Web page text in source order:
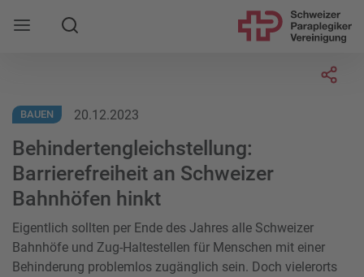
Mobile Navigation öffnen
Suche
BAUEN 20.12.2023
Behindertengleichstellung:
Barrierefreiheit an Schweizer
Bahnhöfen hinkt
Eigentlich sollten per Ende des Jahres alle Schweizer
Bahnhöfe und Zug-Haltestellen für Menschen mit einer
Behinderung problemlos zugänglich sein. Doch vielerorts